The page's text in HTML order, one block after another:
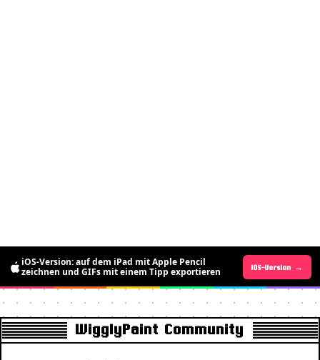
Android-Version →
iOS-Version: auf dem iPad mit Apple Pencil
zeichnen und GIFs mit einem Tipp exportieren
iOS-Version →
WigglyPaint Community